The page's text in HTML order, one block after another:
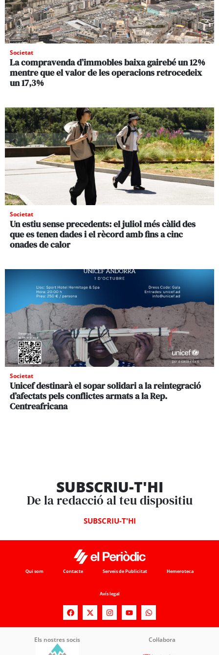
Societat
La compravenda d’immobles baixa gairebé un 12%
mentre que el valor de les operacions retrocedeix
un 17,3%
Societat
Un estiu sense precedents: el juliol més càlid des
que es tenen dades i el rècord amb fins a cinc
onades de calor
Societat
Unicef destinarà el sopar solidari a la reintegració
d’afectats pels conflictes armats a la Rep.
Centreafricana
SUBSCRIU-T'HI
De la redacció al teu dispositiu
SUBSCRIU-T'HI
Qui som Contacte Serveis de Publicitat Hemeroteca
Avís legal
Els nostres socis Col·labora